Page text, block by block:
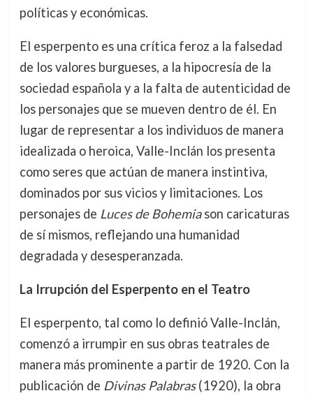
políticas y económicas.
El esperpento es una crítica feroz a la falsedad
de los valores burgueses, a la hipocresía de la
sociedad española y a la falta de autenticidad de
los personajes que se mueven dentro de él. En
lugar de representar a los individuos de manera
idealizada o heroica, Valle-Inclán los presenta
como seres que actúan de manera instintiva,
dominados por sus vicios y limitaciones. Los
personajes de Luces de Bohemiason caricaturas
de sí mismos, reflejando una humanidad
degradada y desesperanzada.
La Irrupción del Esperpento en el Teatro
El esperpento, tal como lo definió Valle-Inclán,
comenzó a irrumpir en sus obras teatrales de
manera más prominente a partir de 1920. Con la
publicación de Divinas Palabras(1920), la obra